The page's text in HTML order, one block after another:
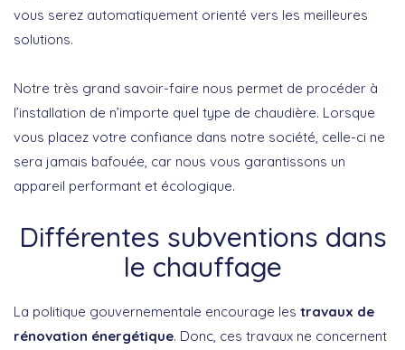
vous serez automatiquement orienté vers les meilleures
solutions.
Notre très grand savoir-faire nous permet de procéder à
l’installation de n’importe quel type de chaudière. Lorsque
vous placez votre confiance dans notre société, celle-ci ne
sera jamais bafouée, car nous vous garantissons un
appareil performant et écologique.
Différentes subventions dans
le chauffage
La politique gouvernementale encourage les travaux de
rénovation énergétique. Donc, ces travaux ne concernent